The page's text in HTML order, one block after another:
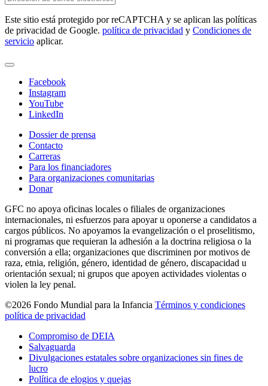
Este sitio está protegido por reCAPTCHA y se aplican las políticas
de privacidad de Google. política de privacidad y Condiciones de
servicio aplicar.
Facebook
Instagram
YouTube
LinkedIn
Dossier de prensa
Contacto
Carreras
Para los financiadores
Para organizaciones comunitarias
Donar
GFC no apoya oficinas locales o filiales de organizaciones
internacionales, ni esfuerzos para apoyar u oponerse a candidatos a
cargos públicos. No apoyamos la evangelización o el proselitismo,
ni programas que requieran la adhesión a la doctrina religiosa o la
conversión a ella; organizaciones que discriminen por motivos de
raza, etnia, religión, género, identidad de género, discapacidad u
orientación sexual; ni grupos que apoyen actividades violentas o
violen la ley penal.
©2026 Fondo Mundial para la Infancia Términos y condiciones
política de privacidad
Compromiso de DEIA
Salvaguarda
Divulgaciones estatales sobre organizaciones sin fines de
lucro
Política de elogios y quejas